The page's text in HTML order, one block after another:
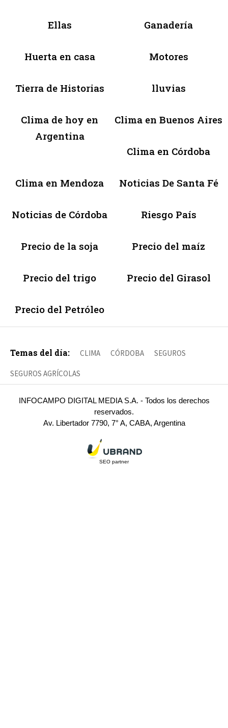
Ellas Ganadería
Huerta en casa Motores
Tierra de Historias lluvias
Clima de hoy en
Argentina
Clima en Buenos Aires
Clima en Córdoba
Clima en Mendoza Noticias De Santa Fé
Noticias de Córdoba Riesgo País
Precio de la soja Precio del maíz
Precio del trigo Precio del Girasol
Precio del Petróleo
Temas del día: CLIMA CÓRDOBA SEGUROS
SEGUROS AGRÍCOLAS
INFOCAMPO DIGITAL MEDIA S.A. - Todos los derechos
reservados.
Av. Libertador 7790, 7° A, CABA, Argentina
SEO partner